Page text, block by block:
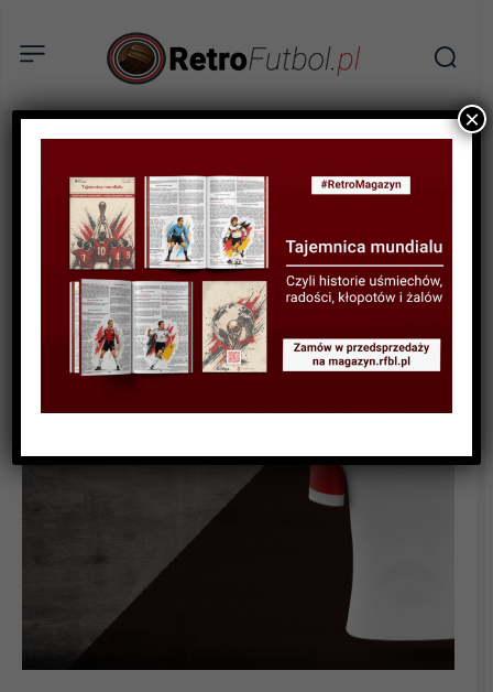
BIOGRAFIE PIŁKARZY
Josep Samitier – człowiek
langusta
×